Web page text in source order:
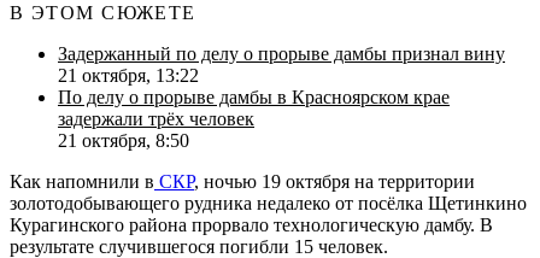
В ЭТОМ СЮЖЕТЕ
Задержанный по делу о прорыве дамбы признал вину
21 октября, 13:22
По делу о прорыве дамбы в Красноярском крае
задержали трёх человек
21 октября, 8:50
Как напомнили в СКР, ночью 19 октября на территории
золотодобывающего рудника недалеко от посёлка Щетинкино
Курагинского района прорвало технологическую дамбу. В
результате случившегося погибли 15 человек.